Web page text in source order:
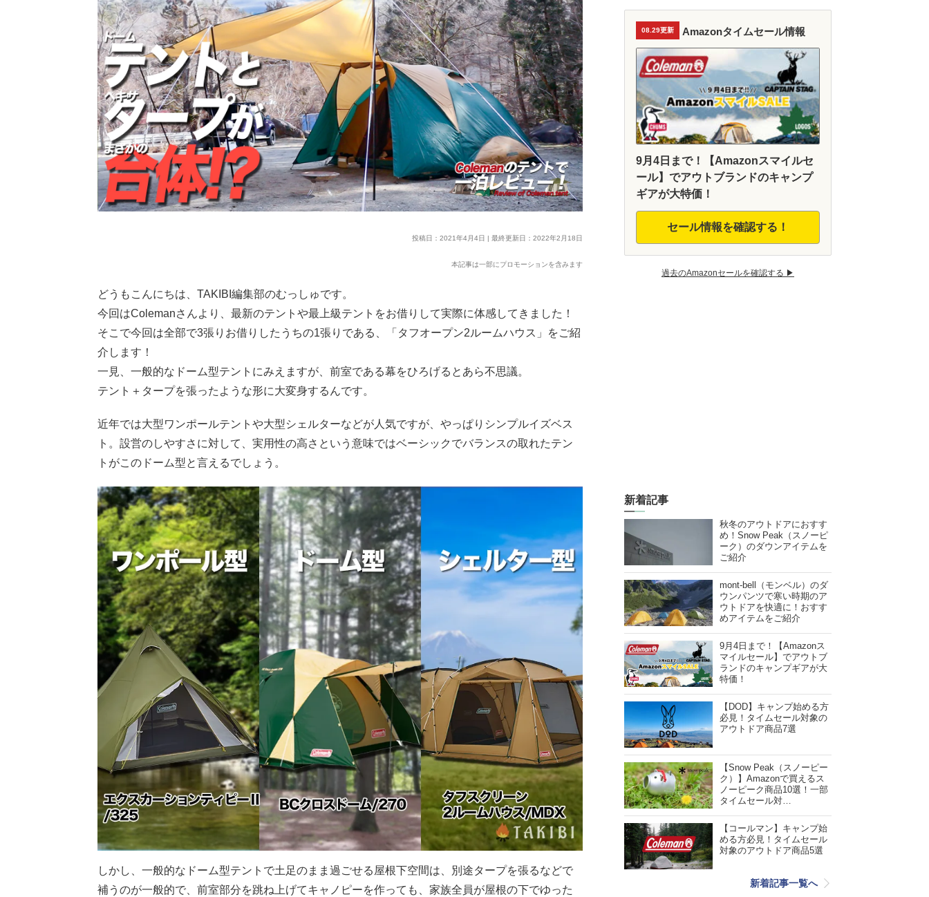
投稿日：2021年4月4日 | 最終更新日：2022年2月18日
本記事は一部にプロモーションを含みます
どうもこんにちは、TAKIBI編集部のむっしゅです。
今回はColemanさんより、最新のテントや最上級テントをお借りして実際に体感してきました！
そこで今回は全部で3張りお借りしたうちの1張りである、「タフオープン2ルームハウス」をご紹
介します！
一見、一般的なドーム型テントにみえますが、前室である幕をひろげるとあら不思議。
テント＋タープを張ったような形に大変身するんです。
近年では大型ワンポールテントや大型シェルターなどが人気ですが、やっぱりシンプルイズベス
ト。設営のしやすさに対して、実用性の高さという意味ではベーシックでバランスの取れたテン
トがこのドーム型と言えるでしょう。
しかし、一般的なドーム型テントで土足のまま過ごせる屋根下空間は、別途タープを張るなどで
補うのが一般的で、前室部分を跳ね上げてキャノピーを作っても、家族全員が屋根の下でゆった
08.29更新 Amazonタイムセール情報
9月4日まで！【Amazonスマイルセ
ール】でアウトブランドのキャンプ
ギアが大特価！
セール情報を確認する！
過去のAmazonセールを確認する ▶︎
新着記事
秋冬のアウトドアにおすす
め！Snow Peak（スノーピ
ーク）のダウンアイテムを
ご紹介
mont-bell（モンベル）のダ
ウンパンツで寒い時期のア
ウトドアを快適に！おすす
めアイテムをご紹介
9月4日まで！【Amazonス
マイルセール】でアウトブ
ランドのキャンプギアが大
特価！
【DOD】キャンプ始める方
必見！タイムセール対象の
アウトドア商品7選
【Snow Peak（スノーピー
ク）】Amazonで買えるス
ノーピーク商品10選！一部
タイムセール対…
【コールマン】キャンプ始
める方必見！タイムセール
対象のアウトドア商品5選
新着記事一覧へ